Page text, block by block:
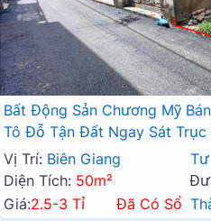
Bất Động Sản Chương Mỹ
Tô Đỗ Tận Đất Ngay Sát Trục
Vị Trí: Biên Giang
Diện Tích: 50m²
Giá:2.5-3 Tỉ Đã Có Sổ